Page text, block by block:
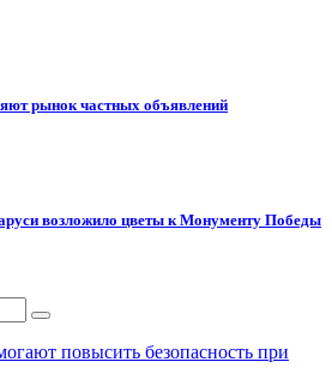
рынок частных объявлений
возложило цветы к Монументу Победы
повысить безопасность при